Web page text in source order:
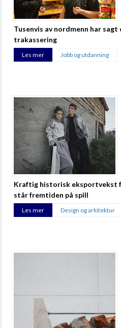
Tusenvis av nordmenn har sagt
trakassering
Les mer Jobb og utdanning
Kraftig historisk eksportvekst
står fremtiden på spill
Les mer Design og arkitektur